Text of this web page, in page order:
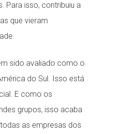
Para isso, contribuiu a
que vieram
sido avaliado como o
do Sul. Isso está
E como os
grupos, isso acaba
as empresas dos